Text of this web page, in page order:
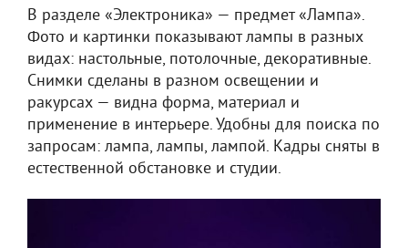
В разделе «Электроника» — предмет «Лампа».
Фото и картинки показывают лампы в разных
видах: настольные, потолочные, декоративные.
Снимки сделаны в разном освещении и
ракурсах — видна форма, материал и
применение в интерьере. Удобны для поиска по
запросам: лампа, лампы, лампой. Кадры сняты в
естественной обстановке и студии.